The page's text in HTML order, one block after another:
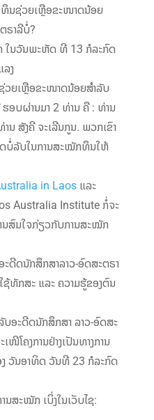
ນຊ່ວຍເຫຼືອຂະໜາດນ້ອຍ
ຣາລີບໍ່?
ໃນວັນພະຫັດ ທີ 13 ກໍລະກົດ
ງ
ຍເຫຼືອຂະໜາດນ້ອຍສໍາລັບ
ອບຜ່ານມາ 2 ທ່ານ ຄື : ທ່ານ
ນ ສັງຄີ ຈະເລີນກູນ. ພວກເຂົາ
ດບໍ່ລັບໃນການສະໝັກທຶນໃຫ້
in Laosແລະ
Australia Institute ກໍ່ຈະ
ນສົນໃຈກ່ຽວກັບການສະໝັກ
ດີດນັກສຶກສາລາວ-ອົດສະຕຣາ
ທັກສະ ແລະ ຄວາມຮູ້ຂອງຕົນ
ອະດີດນັກສຶກສາ ລາວ-ອົດສະ
ໂຄງການຢ່າງເປັນທາງການ
ງ ວັນອາທິດ ວັນທີ 23 ກໍລະກົດ
ສະໝັກ ເບິ່ງໃນເວັບໄຊ: